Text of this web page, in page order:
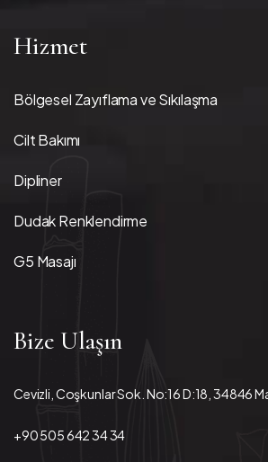
Hizmet
Bölgesel Zayıflama ve Sıkılaşma
Cilt Bakımı
Dipliner
Dudak Renklendirme
G5 Masajı
Bize Ulaşın
Cevizli, Coşkunlar Sok. No:16 D:18, 34846
+90 505 642 34 34